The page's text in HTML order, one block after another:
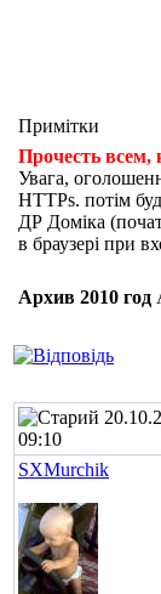
Примітки
Прочесть всем,
Увага,
HTTPs. потім
ДР Доміка
в браузері при
Архив 2010 год
09:10
SXMurchik